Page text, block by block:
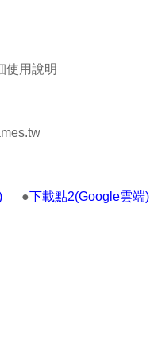
使用說明
●下載點2(Google雲端)